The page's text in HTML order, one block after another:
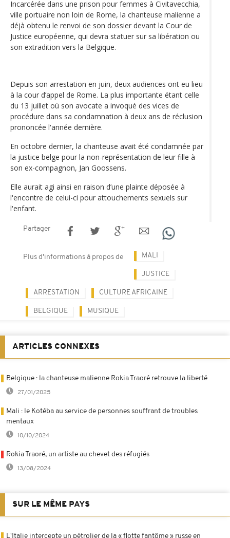
Incarcérée dans une prison pour femmes à Civitavecchia,
ville portuaire non loin de Rome, la chanteuse malienne a
déjà obtenu le renvoi de son dossier devant la Cour de
Justice européenne, qui devra statuer sur sa libération ou
son extradition vers la Belgique.
Depuis son arrestation en juin, deux audiences ont eu lieu
à la cour d’appel de Rome. La plus importante étant celle
du 13 juillet où son avocate a invoqué des vices de
procédure dans sa condamnation à deux ans de réclusion
prononcée l'année dernière.
En octobre dernier, la chanteuse avait été condamnée par
la justice belge pour la non-représentation de leur fille à
son ex-compagnon, Jan Goossens.
Elle aurait agi ainsi en raison d’une plainte déposée à
l'encontre de celui-ci pour attouchements sexuels sur
l'enfant.
Partager
Plus d'informations à propos de MALI
JUSTICE
ARRESTATION CULTURE AFRICAINE
BELGIQUE MUSIQUE
ARTICLES CONNEXES
Belgique : la chanteuse malienne Rokia Traoré retrouve la liberté
27/01/2025
Mali : le Kotéba au service de personnes souffrant de troubles
mentaux
10/10/2024
Rokia Traoré, un artiste au chevet des réfugiés
13/08/2024
SUR LE MÊME PAYS
L'Italie intercepte un pétrolier de la « flotte fantôme » russe en